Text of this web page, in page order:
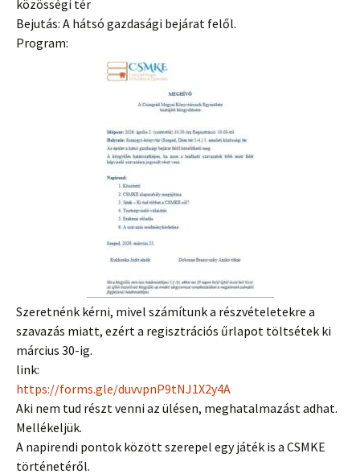
közösségi tér
Bejutás: A hátsó gazdasági bejárat felől.
Program:
Szeretnénk kérni, mivel számítunk a részvételetekre a
szavazás miatt, ezért a regisztrációs űrlapot töltsétek ki
március 30-ig.
link:
https://forms.gle/duvvpnP9tNJ1X2y4A
Aki nem tud részt venni az ülésen, meghatalmazást adhat.
Mellékeljük.
A napirendi pontok között szerepel egy játék is a CSMKE
történetéről.